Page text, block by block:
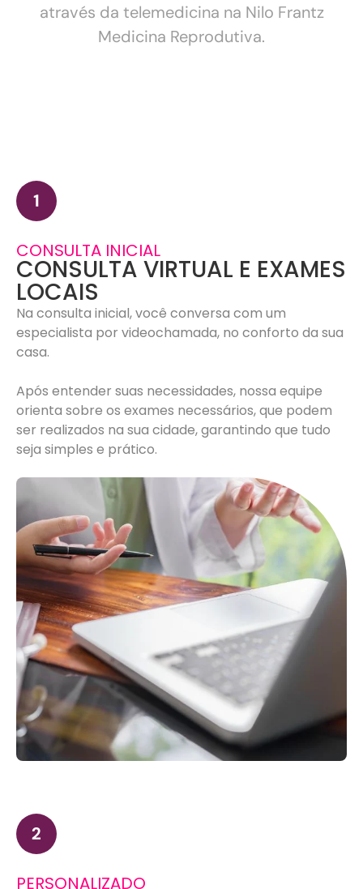
através da telemedicina na Nilo Frantz
Medicina Reprodutiva.
CONSULTA INICIAL
CONSULTA VIRTUAL E EXAMES
LOCAIS
Na consulta inicial, você conversa com um
especialista por videochamada, no conforto da sua
casa.
Após entender suas necessidades, nossa equipe
orienta sobre os exames necessários, que podem
ser realizados na sua cidade, garantindo que tudo
seja simples e prático.
PERSONALIZADO